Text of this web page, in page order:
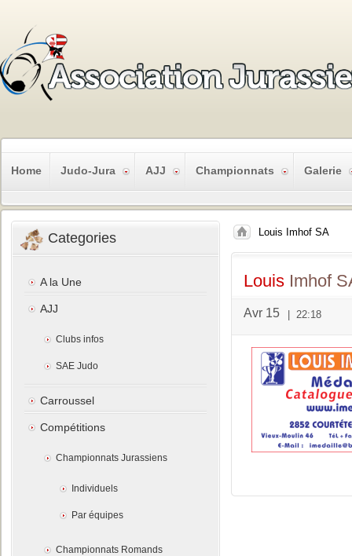
Home Judo-Jura AJJ Championnats Galerie
Louis Imhof SA
Louis Imhof
Avr 15 22:18
Categories
A la Une
AJJ
Clubs infos
SAE Judo
Carroussel
Compétitions
Championnats Jurassiens
Individuels
Par équipes
Championnats Romands